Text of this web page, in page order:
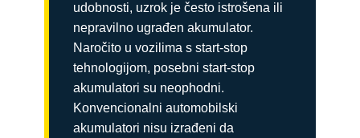
udobnosti, uzrok je često istrošena ili
nepravilno ugrađen akumulator.
Naročito u vozilima s start-stop
tehnologijom, posebni start-stop
akumulatori su neophodni.
Konvencionalni automobilski
akumulatori nisu izrađeni da